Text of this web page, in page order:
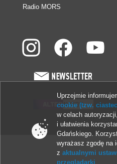
Radio MORS
© 2013-2026
Uprzejmie
cookie (tzw.
w celach
i ułatwienia
Gdańskiego.
wyrażasz zgodę na
zaktualnymi
przeglądarki